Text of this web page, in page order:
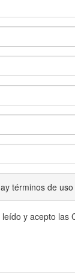
términos de
leído y acepto las